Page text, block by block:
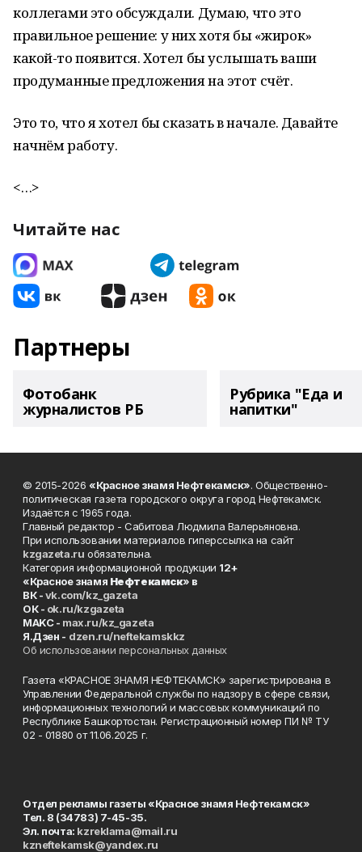
коллегами это обсуждали. Думаю, что это
правильное решение: у них хотя бы «жирок»
какой-то появится. Хотел бы услышать ваши
продуманные предложения на этот счёт.
Это то, что я хотел бы сказать в начале. Давайте
начнём работу.
<…>
Читайте нас
Партнеры
Фотобанк
журналистов РБ
Рубрика "Еда и
напитки"
© 2015-2026 «Красное знамя Нефтекамск». Общественно-
политическая газета городского округа город Нефтекамск.
Издаётся с 1965 года.
Главный редактор - Сабитова Людмила Валерьяновна.
При использовании материалов гиперссылка на сайт
kzgazeta.ru обязательна.
Категория информационной продукции 12+
«Красное знамя Нефтекамск» в
ВК -vk.com/kz_gazeta
ОК - ok.ru/kzgazeta
MAKC - max.ru/kz_gazeta
Я.Дзен - dzen.ru/neftekamskkz
Об использовании персональных данных
Газета «КРАСНОЕ ЗНАМЯ НЕФТЕКАМСК» зарегистрирована в
Управлении Федеральной службы по надзору в сфере связи,
информационных технологий и массовых коммуникаций по
Республике Башкортостан. Регистрационный номер ПИ № ТУ
02 - 01880 от 11.06.2025 г.
Отдел рекламы газеты «Красное знамя Нефтекамск»
Тел. 8 (34783) 7-45-35.
Эл. почта: kzreklama@mail.ru
kzneftekamsk@yandex.ru